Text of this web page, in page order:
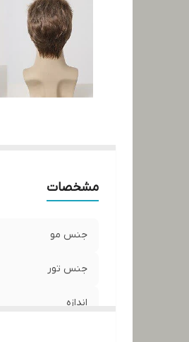
مشخصات
جنس مو
جنس تور
اندازه